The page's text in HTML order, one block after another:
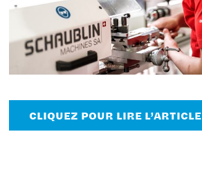
CLIQUEZ POUR LIRE L’ARTICLE